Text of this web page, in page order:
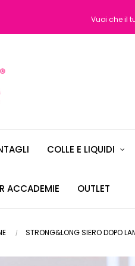
Vuoi che il
COLLE E LIQUIDI
ACCADEMIE OUTLET
STRONG&LONG SIERO DOPO